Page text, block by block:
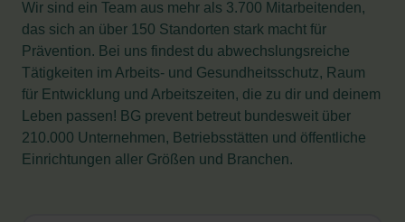
Wir sind ein Team aus mehr als 3.700 Mitarbeitenden,
das sich an über 150 Standorten stark macht für
Prävention. Bei uns findest du abwechslungsreiche
Tätigkeiten im Arbeits- und Gesundheitsschutz, Raum
für Entwicklung und Arbeitszeiten, die zu dir und deinem
Leben passen! BG prevent betreut bundesweit über
210.000 Unternehmen, Betriebsstätten und öffentliche
Einrichtungen aller Größen und Branchen.